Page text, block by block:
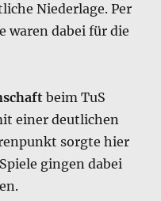
Niederlage. Per
waren dabei für die
beim TuS
einer deutlichen
sorgte hier
gingen dabei